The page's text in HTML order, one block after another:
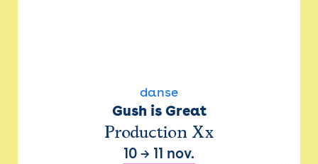
danse
Gush is Great
Production Xx
10 → 11 nov.